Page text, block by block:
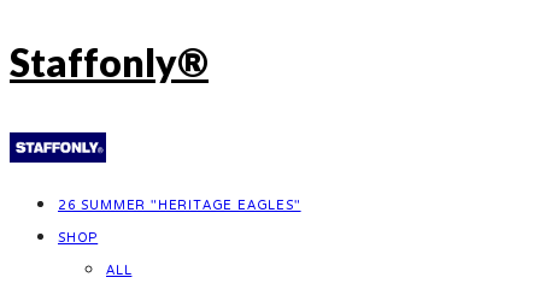
Staffonly®
26 SUMMER "HERITAGE EAGLES"
SHOP
ALL